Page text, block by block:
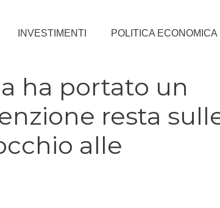
INVESTIMENTI POLITICA ECONOMICA
ha portato un
resta
alle